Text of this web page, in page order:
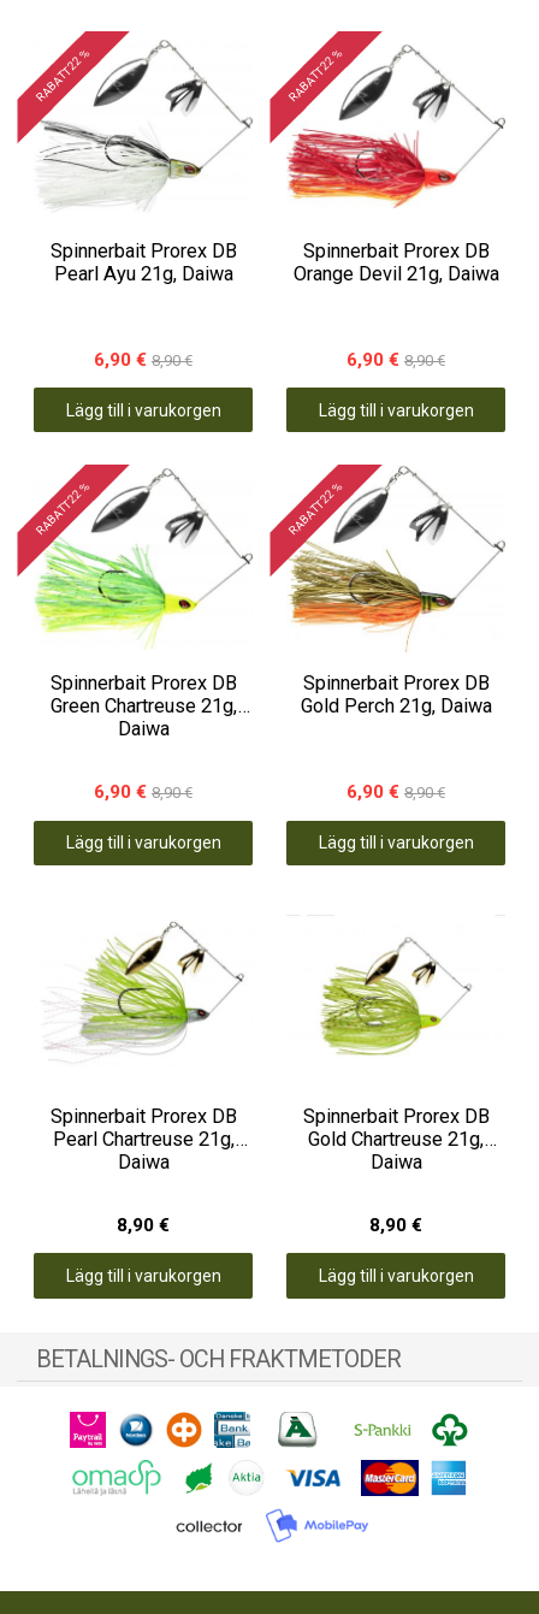
RABATT 22 %
Spinnerbait Prorex DB
Pearl Ayu 21g, Daiwa
6,90 € 8,90 €
Lägg till i varukorgen
RABATT 22 %
Spinnerbait Prorex DB
Orange Devil 21g, Daiwa
6,90 € 8,90 €
Lägg till i varukorgen
RABATT 22 %
Spinnerbait Prorex DB
Green Chartreuse 21g,
Daiwa
6,90 € 8,90 €
Lägg till i varukorgen
RABATT 22 %
Spinnerbait Prorex DB
Gold Perch 21g, Daiwa
6,90 € 8,90 €
Lägg till i varukorgen
Spinnerbait Prorex DB
Pearl Chartreuse 21g,
Daiwa
8,90 €
Lägg till i varukorgen
Spinnerbait Prorex DB
Gold Chartreuse 21g,
Daiwa
8,90 €
Lägg till i varukorgen
BETALNINGS- OCH FRAKTMETODER